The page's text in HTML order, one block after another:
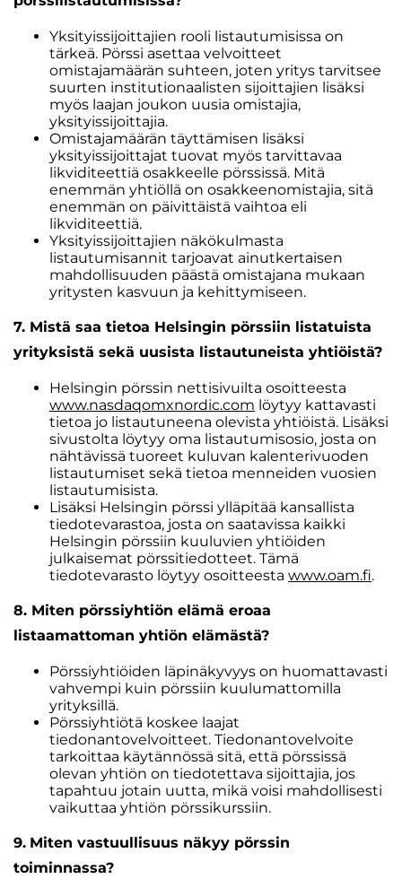
Yksityissijoittajien rooli listautumisissa on
tärkeä. Pörssi asettaa velvoitteet
omistajamäärän suhteen, joten yritys tarvitsee
suurten institutionaalisten sijoittajien lisäksi
myös laajan joukon uusia omistajia,
yksityissijoittajia.
Omistajamäärän täyttämisen lisäksi
yksityissijoittajat tuovat myös tarvittavaa
likviditeettiä osakkeelle pörssissä. Mitä
enemmän yhtiöllä on osakkeenomistajia, sitä
enemmän on päivittäistä vaihtoa eli
likviditeettiä.
Yksityissijoittajien näkökulmasta
listautumisannit tarjoavat ainutkertaisen
mahdollisuuden päästä omistajana mukaan
yritysten kasvuun ja kehittymiseen.
7. Mistä saa tietoa Helsingin pörssiin listatuista
yrityksistä sekä uusista listautuneista yhtiöistä?
Helsingin pörssin nettisivuilta osoitteesta
www.nasdaqomxnordic.com löytyy kattavasti
tietoa jo listautuneena olevista yhtiöistä. Lisäksi
sivustolta löytyy oma listautumisosio, josta on
nähtävissä tuoreet kuluvan kalenterivuoden
listautumiset sekä tietoa menneiden vuosien
listautumisista.
Lisäksi Helsingin pörssi ylläpitää kansallista
tiedotevarastoa, josta on saatavissa kaikki
Helsingin pörssiin kuuluvien yhtiöiden
julkaisemat pörssitiedotteet. Tämä
tiedotevarasto löytyy osoitteesta www.oam.fi.
8. Miten pörssiyhtiön elämä eroaa
listaamattoman yhtiön elämästä?
Pörssiyhtiöiden läpinäkyvyys on huomattavasti
vahvempi kuin pörssiin kuulumattomilla
yrityksillä.
Pörssiyhtiötä koskee laajat
tiedonantovelvoitteet. Tiedonantovelvoite
tarkoittaa käytännössä sitä, että pörssissä
olevan yhtiön on tiedotettava sijoittajia, jos
tapahtuu jotain uutta, mikä voisi mahdollisesti
vaikuttaa yhtiön pörssikurssiin.
9. Miten vastuullisuus näkyy pörssin
toiminnassa?